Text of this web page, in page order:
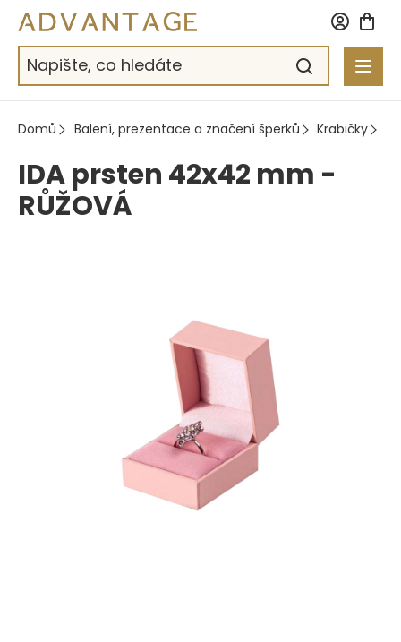
Přejít
obsah
Domů Balení, prezentace a značení šperků Krabičky
IDA prsten 42x42 mm -
RŮŽOVÁ